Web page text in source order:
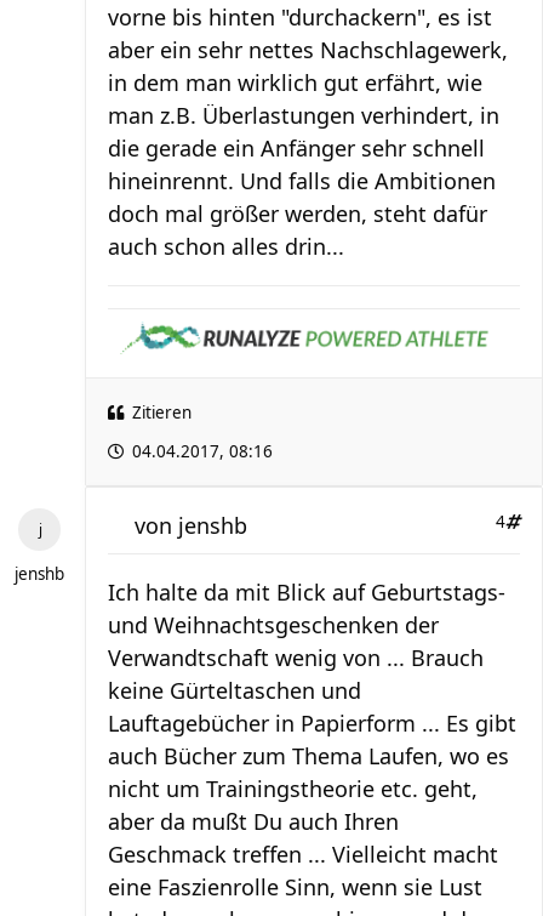
vorne bis hinten "durchackern", es ist
aber ein sehr nettes Nachschlagewerk,
in dem man wirklich gut erfährt, wie
man z.B. Überlastungen verhindert, in
die gerade ein Anfänger sehr schnell
hineinrennt. Und falls die Ambitionen
doch mal größer werden, steht dafür
auch schon alles drin...
Zitieren
04.04.2017, 08:16
jenshb
4
von jenshb
Ich halte da mit Blick auf Geburtstags-
und Weihnachtsgeschenken der
Verwandtschaft wenig von ... Brauch
keine Gürteltaschen und
Lauftagebücher in Papierform ... Es gibt
auch Bücher zum Thema Laufen, wo es
nicht um Trainingstheorie etc. geht,
aber da mußt Du auch Ihren
Geschmack treffen ... Vielleicht macht
eine Faszienrolle Sinn, wenn sie Lust